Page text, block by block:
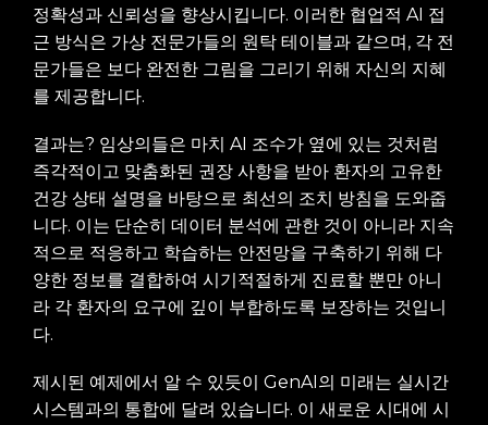
정확성과 신뢰성을 향상시킵니다. 이러한 협업적 AI 접
근 방식은 가상 전문가들의 원탁 테이블과 같으며, 각 전
문가들은 보다 완전한 그림을 그리기 위해 자신의 지혜
를 제공합니다.
결과는? 임상의들은 마치 AI 조수가 옆에 있는 것처럼
즉각적이고 맞춤화된 권장 사항을 받아 환자의 고유한
건강 상태 설명을 바탕으로 최선의 조치 방침을 도와줍
니다. 이는 단순히 데이터 분석에 관한 것이 아니라 지속
적으로 적응하고 학습하는 안전망을 구축하기 위해 다
양한 정보를 결합하여 시기적절하게 진료할 뿐만 아니
라 각 환자의 요구에 깊이 부합하도록 보장하는 것입니
다.
제시된 예제에서 알 수 있듯이 GenAI의 미래는 실시간
시스템과의 통합에 달려 있습니다. 이 새로운 시대에 시